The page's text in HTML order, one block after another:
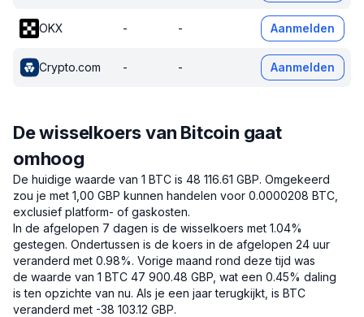
OKX - - Aanmelden
Crypto.com - - Aanmelden
De wisselkoers van Bitcoin gaat
omhoog
De huidige waarde van 1 BTC is 48 116.61 GBP. Omgekeerd
zou je met 1,00 GBP kunnen handelen voor 0.0000208 BTC,
exclusief platform- of gaskosten.
In de afgelopen 7 dagen is de wisselkoers met 1.04%
gestegen. Ondertussen is de koers in de afgelopen 24 uur
veranderd met 0.98%. Vorige maand rond deze tijd was
de waarde van 1 BTC 47 900.48 GBP, wat een 0.45% daling
is ten opzichte van nu. Als je een jaar terugkijkt, is BTC
veranderd met -38 103.12 GBP.